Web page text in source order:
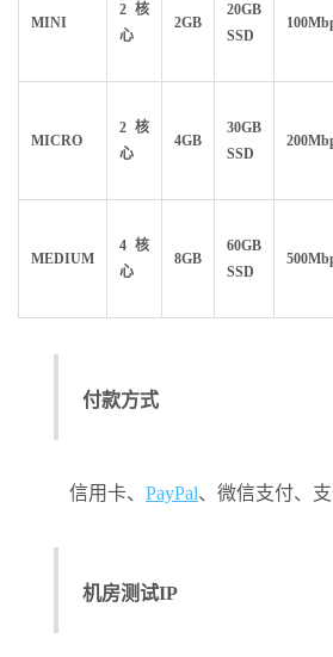
MINI
2核
心
2GB
20GB
SSD
MICRO
2核
心
4GB
30GB
SSD
MEDIUM
4核
心
8GB
60GB
SSD
付款方式
信用卡、 PayPal、微信支付、
机房测试IP